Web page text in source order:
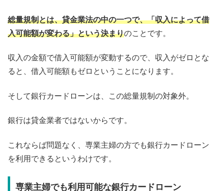
総量規制とは、貸金業法の中の一つで、「収入によって借
入可能額が変わる」という決まりのことです。
収入の金額で借入可能額が変動するので、収入がゼロとな
ると、借入可能額もゼロということになります。
そして銀行カードローンは、この総量規制の対象外。
銀行は貸金業者ではないからです。
これならば問題なく、専業主婦の方でも銀行カードローン
を利用できるというわけです。
専業主婦でも利用可能な銀行カードローン